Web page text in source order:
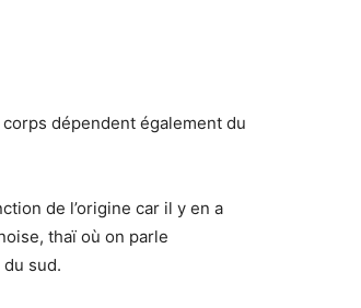
dépendent également du
de l’origine car il y en a
thaï où on parle
sud.